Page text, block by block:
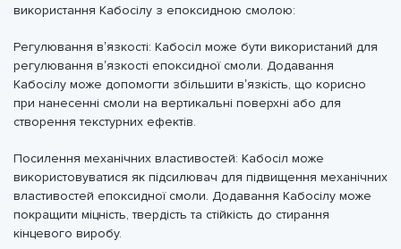
використання Кабосілу з епоксидною смолою:
Регулювання в’язкості: Кабосіл може бути використаний для
регулювання в’язкості епоксидної смоли. Додавання
Кабосілу може допомогти збільшити в’язкість, що корисно
при нанесенні смоли на вертикальні поверхні або для
створення текстурних ефектів.
Посилення механічних властивостей: Кабосіл може
використовуватися як підсилювач для підвищення механічних
властивостей епоксидної смоли. Додавання Кабосілу може
покращити міцність, твердість та стійкість до стирання
кінцевого виробу.